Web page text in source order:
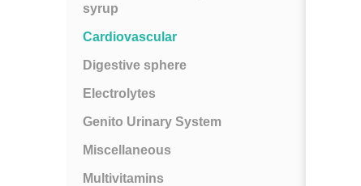
syrup
Cardiovascular
Digestive sphere
Electrolytes
Genito Urinary System
Miscellaneous
Multivitamins